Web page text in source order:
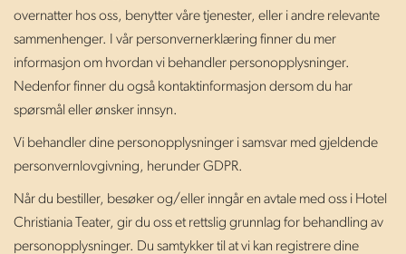
overnatter hos oss, benytter våre tjenester, eller i andre relevante
sammenhenger. I vår personvernerklæring finner du mer
informasjon om hvordan vi behandler personopplysninger.
Nedenfor finner du også kontaktinformasjon dersom du har
spørsmål eller ønsker innsyn.
Vi behandler dine personopplysninger i samsvar med gjeldende
personvernlovgivning, herunder GDPR.
Når du bestiller, besøker og/eller inngår en avtale med oss i Hotel
Christiania Teater, gir du oss et rettslig grunnlag for behandling av
personopplysninger. Du samtykker til at vi kan registrere dine